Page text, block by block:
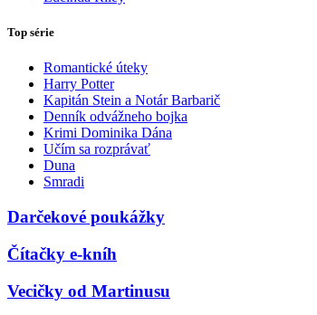
Top série
Romantické úteky
Harry Potter
Kapitán Stein a Notár Barbarič
Denník odvážneho bojka
Krimi Dominika Dána
Učím sa rozprávať
Duna
Smradi
Darčekové poukážky
Čítačky e-kníh
Vecičky od Martinusu